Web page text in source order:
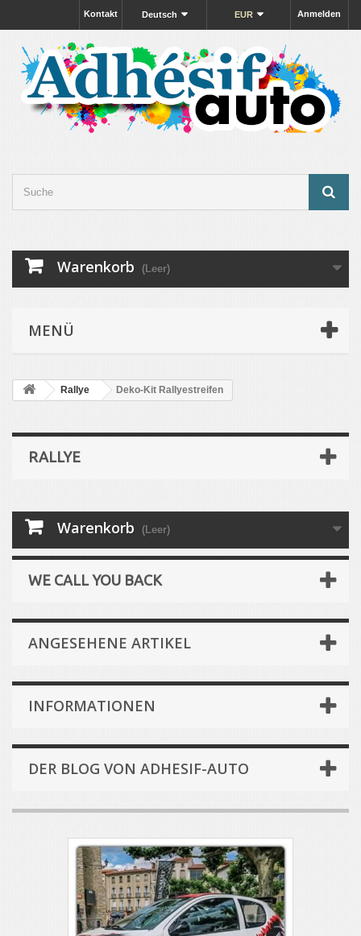
Anmelden
EUR
Deutsch
Kontakt
Warenkorb (Leer)
MENÜ
Rallye Deko-Kit Rallyestreifen
RALLYE
Warenkorb (Leer)
WE CALL YOU BACK
ANGESEHENE ARTIKEL
INFORMATIONEN
DER BLOG VON ADHESIF-AUTO